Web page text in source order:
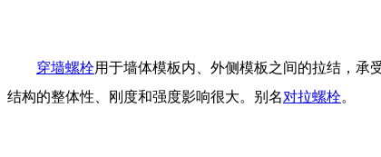
穿墙螺栓用于墙体模板内、外侧模板之间的拉结，承
结构的整体性、刚度和强度影响很大。别名对拉螺栓。